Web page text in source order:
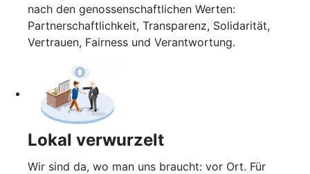
nach den genossenschaftlichen Werten:
Partnerschaftlichkeit, Transparenz, Solidarität,
Vertrauen, Fairness und Verantwortung.
Lokal verwurzelt
Wir sind da, wo man uns braucht: vor Ort. Für